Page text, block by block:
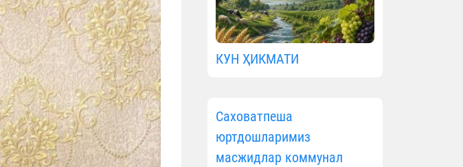
КУН ҲИКМАТИ
Саховатпеша
юртдошларимиз
масжидлар коммунал